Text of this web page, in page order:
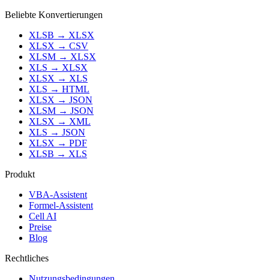
Beliebte Konvertierungen
XLSB → XLSX
XLSX → CSV
XLSM → XLSX
XLS → XLSX
XLSX → XLS
XLS → HTML
XLSX → JSON
XLSM → JSON
XLSX → XML
XLS → JSON
XLSX → PDF
XLSB → XLS
Produkt
VBA-Assistent
Formel-Assistent
Cell AI
Preise
Blog
Rechtliches